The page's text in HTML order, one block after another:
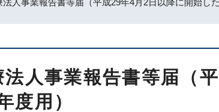
人事業報告書等届（平成29年4月2日以降に開始した
法人事業報告書等届（
度用）